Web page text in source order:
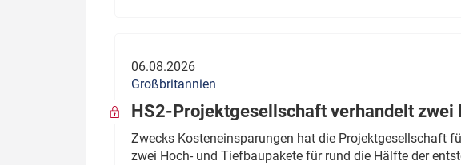
06.08.2026
Großbritannien
HS2-Projektgesellschaft verhandelt zwei
Zwecks Kosteneinsparungen hat die Projektgesellschaft
zwei Hoch- und Tiefbaupakete für rund die Hälfte der